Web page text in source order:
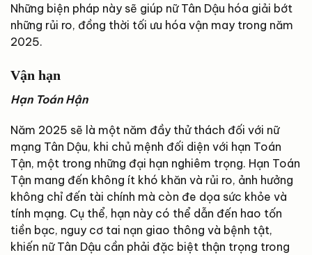
Những biện pháp này sẽ giúp nữ Tân Dậu hóa giải bớt
những rủi ro, đồng thời tối ưu hóa vận may trong năm
2025.
Vận hạn
Hạn Toán Hận
Năm 2025 sẽ là một năm đầy thử thách đối với nữ
mạng Tân Dậu, khi chủ mệnh đối diện với hạn Toán
Tận, một trong những đại hạn nghiêm trọng. Hạn Toán
Tận mang đến không ít khó khăn và rủi ro, ảnh hưởng
không chỉ đến tài chính mà còn đe dọa sức khỏe và
tính mạng. Cụ thể, hạn này có thể dẫn đến hao tốn
tiền bạc, nguy cơ tai nạn giao thông và bệnh tật,
khiến nữ Tân Dậu cần phải đặc biệt thận trọng trong